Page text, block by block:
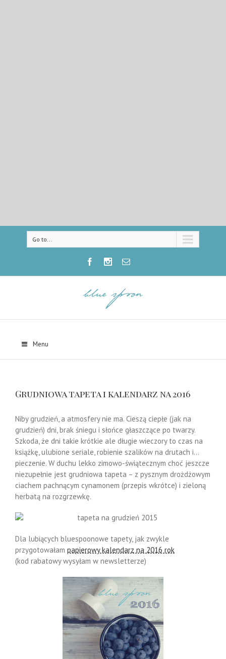
Go to...
Menu
Grudniowa tapeta i kalendarz na 2016
Niby grudzień, a atmosfery nie ma. Cieszą ciepłe (jak na
grudzień) dni, brak śniegu i słońce głaszczące po twarzy.
Szkoda, że dni takie krótkie ale długie wieczory to czas na
książkę, ulubione seriale, robienie szalików na drutach i…
pieczenie. W duchu lekko zimowo-świątecznym choć jeszcze
niezupełnie jest grudniowa tapeta – z pysznym drożdżowym
ciachem pachnącym cynamonem (przepis wkrótce) i zieloną
herbatą na rozgrzewkę.
Dla lubiących bluespoonowe tapety, jak zwykle
przygotowałam papierowy kalendarz na 2016 rok
(kod rabatowy wysyłam w newsletterze)